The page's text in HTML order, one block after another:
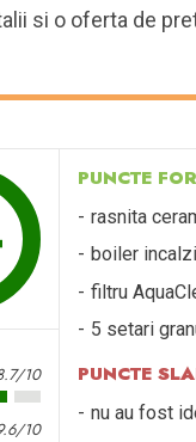
si o oferta de
10
10
PUNCTE
rasnita
boiler
filtru
5 setari
PUNCTE
nu au fost